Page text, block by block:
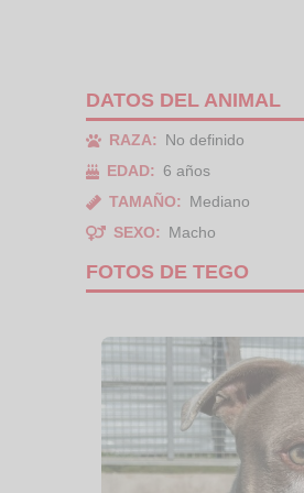
DATOS DEL ANIMAL
RAZA:
No definido
EDAD:
6 años
TAMAÑO:
Mediano
SEXO:
Macho
FOTOS DE TEGO